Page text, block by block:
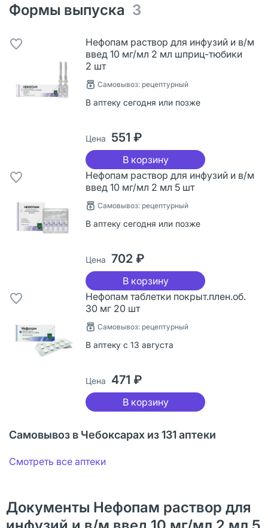
Формы выпуска 3
Нефопам раствор для инфузий и в/м
введ 10 мг/мл 2 мл шприц-тюбики
2 шт
Самовывоз: рецептурный
В аптеку сегодня или позже
Цена 551 ₽
В корзину
Нефопам раствор для инфузий и в/м
введ 10 мг/мл 2 мл 5 шт
Самовывоз: рецептурный
В аптеку сегодня или позже
Цена 702 ₽
В корзину
Нефопам таблетки покрыт.плен.об.
30 мг 20 шт
Самовывоз: рецептурный
В аптеку с 13 августа
Цена 471 ₽
В корзину
Самовывоз в Чебоксарах из 131 аптеки
Смотреть все аптеки
Документы Нефопам раствор для